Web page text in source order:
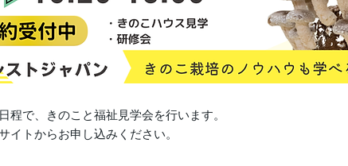
程で、きのこと福祉見学会を行います。
イトからお申し込みください。